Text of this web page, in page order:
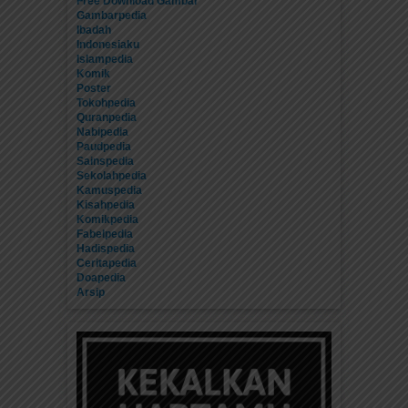
Gambarpedia
Ibadah
Indonesiaku
Islampedia
Komik
Poster
Tokohpedia
Quranpedia
Nabipedia
Paudpedia
Sainspedia
Sekolahpedia
Kamuspedia
Kisahpedia
Komikpedia
Fabelpedia
Hadispedia
Ceritapedia
Doapedia
Arsip